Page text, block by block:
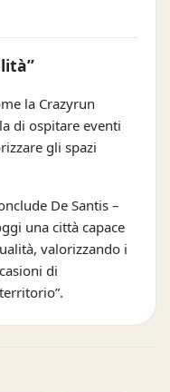
la Crazyrun
di ospitare eventi
gli spazi
De Santis –
una città capace
valorizzando i
di